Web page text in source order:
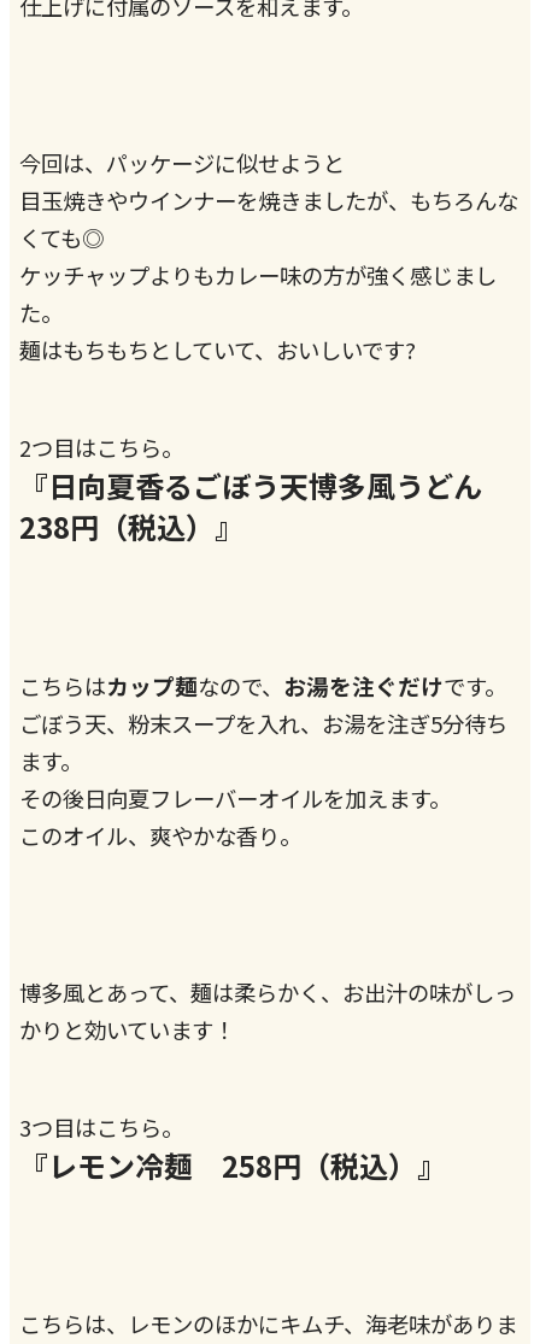
仕上げに付属のソースを和えます。
今回は、パッケージに似せようと
目玉焼きやウインナーを焼きましたが、もちろんな
くても◎
ケッチャップよりもカレー味の方が強く感じまし
た。
麺はもちもちとしていて、おいしいです?
2つ目はこちら。
『日向夏香るごぼう天博多風うどん
238円（税込）』
こちらはカップ麺なので、 お湯を注ぐだけです。
ごぼう天、粉末スープを入れ、お湯を注ぎ5分待ち
ます。
その後日向夏フレーバーオイルを加えます。
このオイル、爽やかな香り。
博多風とあって、麺は柔らかく、お出汁の味がしっ
かりと効いています！
3つ目はこちら。
『レモン冷麺 258円（税込）』
こちらは、レモンのほかにキムチ、海老味がありま